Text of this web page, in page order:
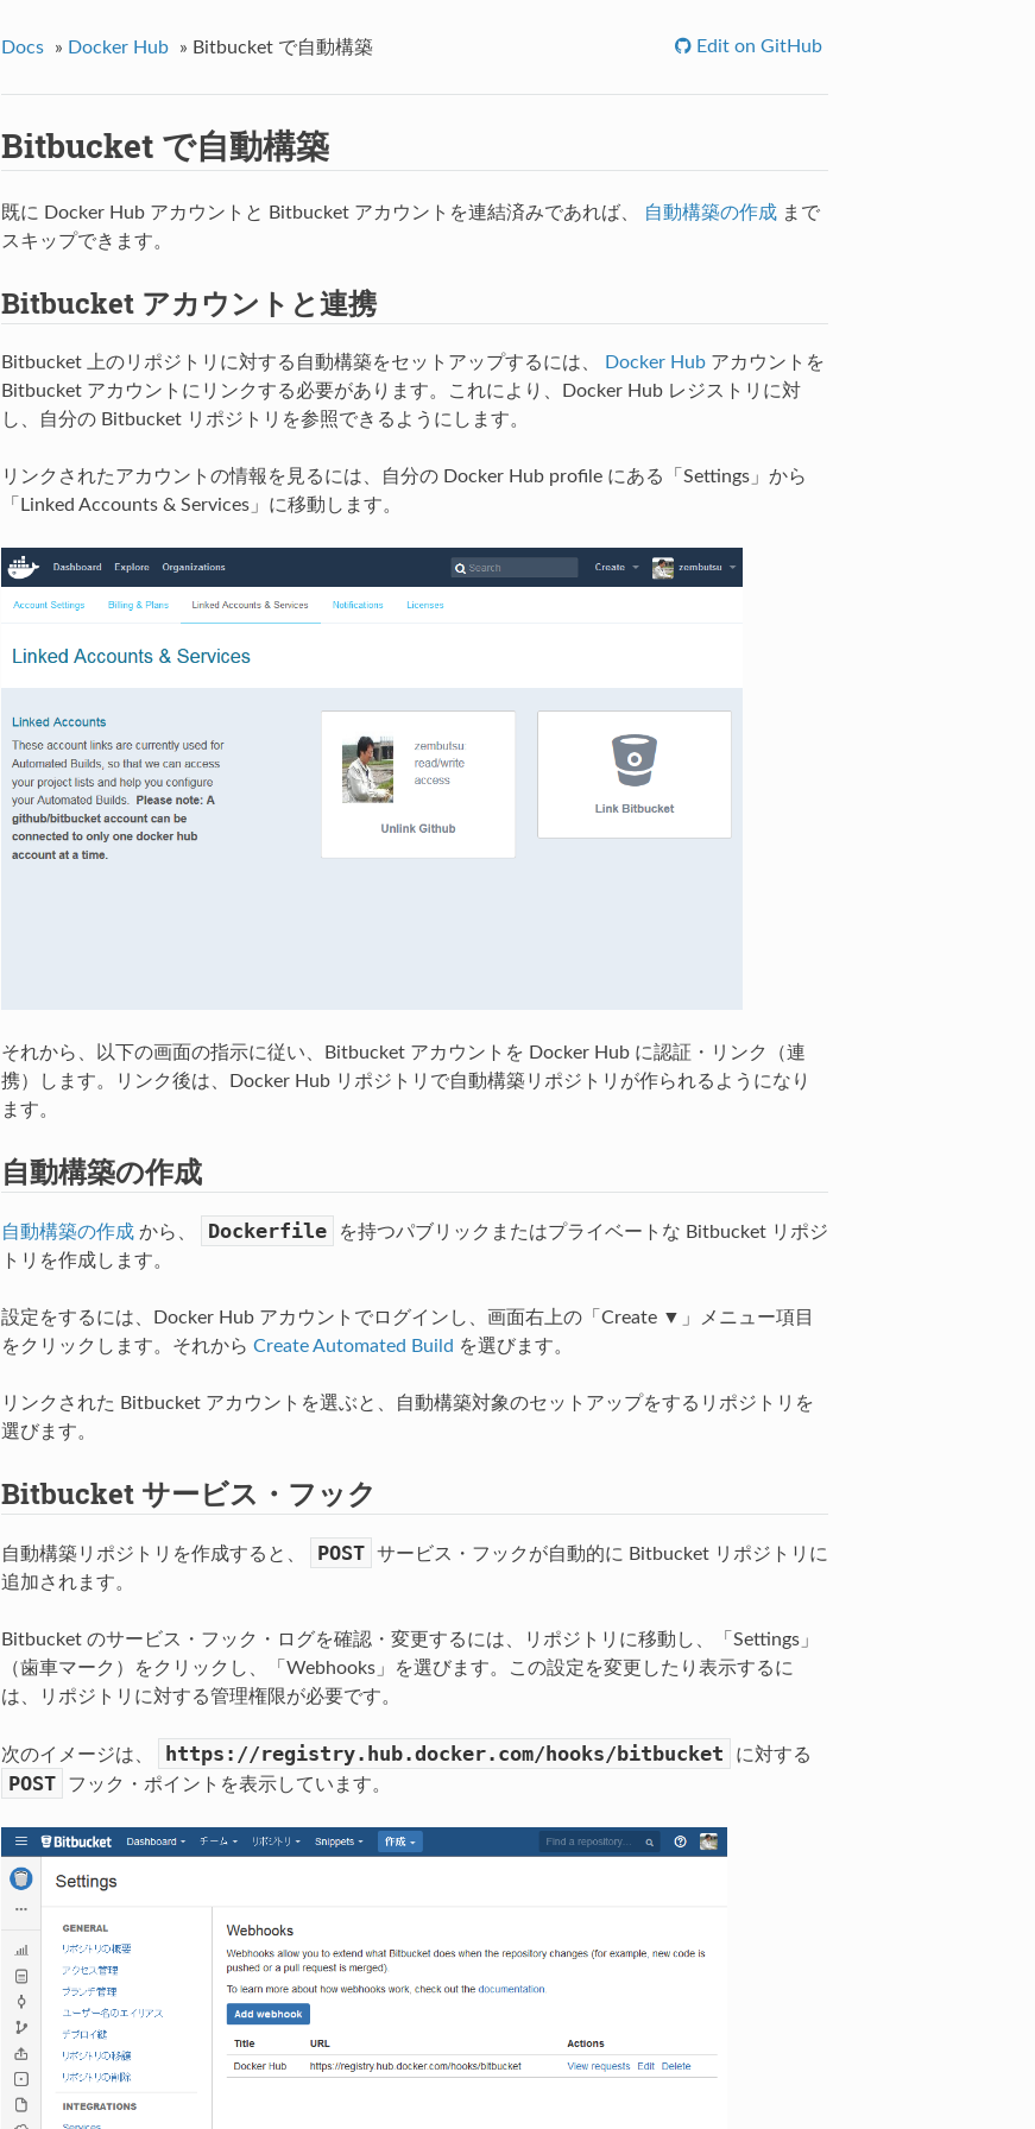
Docs » Docker Hub » Bitbucket で自動構築 Edit on GitHub
Bitbucket で自動構築
既に Docker Hub アカウントと Bitbucket アカウントを連結済みであれば、 自動構築の作成まで
スキップできます。
Bitbucket アカウントと連携
Bitbucket 上のリポジトリに対する自動構築をセットアップするには、 Docker Hubアカウントを
Bitbucket アカウントにリンクする必要があります。これにより、Docker Hub レジストリに対
し、自分の Bitbucket リポジトリを参照できるようにします。
リンクされたアカウントの情報を見るには、自分の Docker Hub profile にある「Settings」から
「Linked Accounts & Services」に移動します。
それから、以下の画面の指示に従い、Bitbucket アカウントを Docker Hub に認証・リンク（連
携）します。リンク後は、Docker Hub リポジトリで自動構築リポジトリが作られるようになり
ます。
自動構築の作成
自動構築の作成から、 Dockerfile
を持つパブリックまたはプライベートな Bitbucket リポジ
トリを作成します。
設定をするには、Docker Hub アカウントでログインし、画面右上の「Create ▼」メニュー項目
をクリックします。それから Create Automated Build を選びます。
リンクされた Bitbucket アカウントを選ぶと、自動構築対象のセットアップをするリポジトリを
選びます。
Bitbucket サービス・フック
自動構築リポジトリを作成すると、 POST
サービス・フックが自動的に Bitbucket リポジトリに
追加されます。
Bitbucket のサービス・フック・ログを確認・変更するには、リポジトリに移動し、「Settings」
（歯車マーク）をクリックし、「Webhooks」を選びます。この設定を変更したり表示するに
は、リポジトリに対する管理権限が必要です。
次のイメージは、 https://registry.hub.docker.com/hooks/bitbucket に対する
POST フック・ポイントを表示しています。